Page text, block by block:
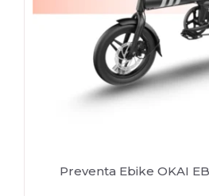
Preventa Ebike OKAI